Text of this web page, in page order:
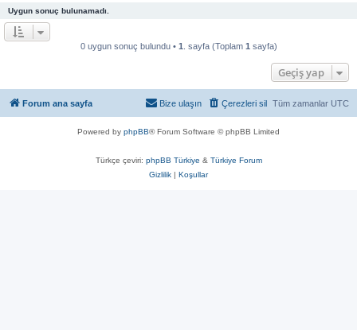
Uygun sonuç bulunamadı.
0 uygun sonuç bulundu • 1 . sayfa (Toplam 1 sayfa)
Geçiş yap
Forum ana sayfa Tüm zamanlar UTC
Çerezleri sil
Bize ulaşın
Powered by phpBB® Forum Software © phpBB Limited
Türkçe çeviri: phpBB Türkiye & Türkiye Forum
Gizlilik | Koşullar